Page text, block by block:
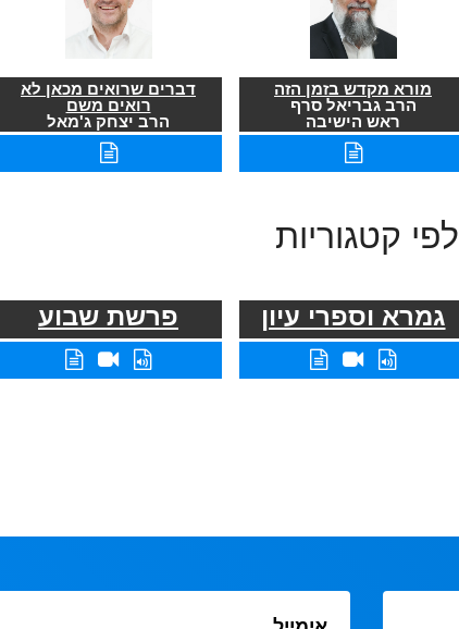
מורא מקדש בזמן הזה
הרב גבריאל סרף
ראש הישיבה
דברים שרואים מכאן לא
רואים משם
הרב יצחק ג'מאל
לפי קטגוריות
גמרא וספרי עיון פרשת שבוע